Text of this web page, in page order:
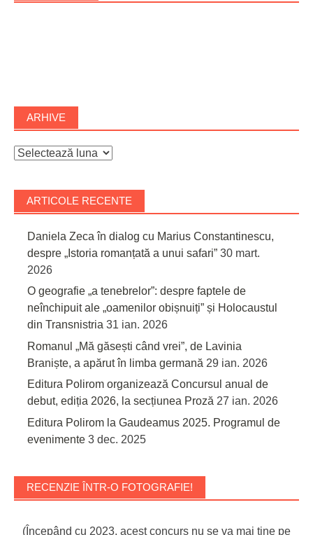
ARHIVE
Arhive
ARTICOLE RECENTE
Daniela Zeca în dialog cu Marius Constantinescu,
despre „Istoria romanțată a unui safari” 30 mart.
2026
O geografie „a tenebrelor”: despre faptele de
neînchipuit ale „oamenilor obișnuiți” și Holocaustul
din Transnistria 31 ian. 2026
Romanul „Mă găsești când vrei”, de Lavinia
Braniște, a apărut în limba germană 29 ian. 2026
Editura Polirom organizează Concursul anual de
debut, ediția 2026, la secțiunea Proză 27 ian. 2026
Editura Polirom la Gaudeamus 2025. Programul de
evenimente 3 dec. 2025
RECENZIE ÎNTR-O FOTOGRAFIE!
(Începând cu 2023, acest concurs nu se va mai ține pe